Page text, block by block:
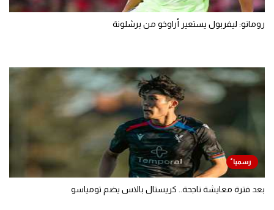
رومانو: ليفربول يستعير أراوخو من برشلونة
بعد فترة معايشة ناجحة.. كريستال بالاس يضم تومياسو